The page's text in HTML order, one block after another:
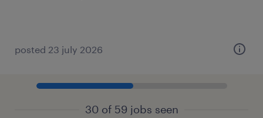
posted 23 july 2026
30 of 59 jobs seen